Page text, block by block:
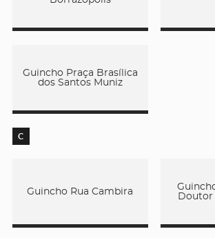
Guincho Praça Brasílica
dos Santos Muniz
C
Guincho Rua Cambira
Doutor